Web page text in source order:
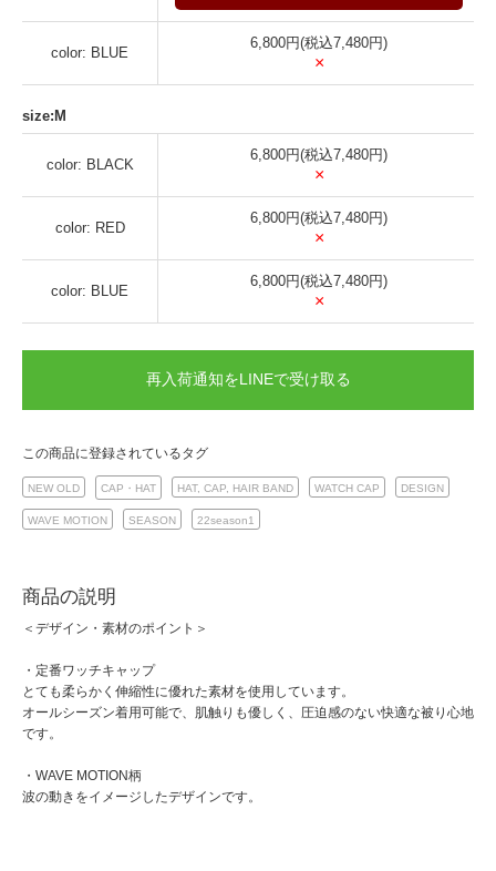
color: BLUE
6,800円(税込7,480円)
×
size:M
color: BLACK
6,800円(税込7,480円)
×
color: RED
6,800円(税込7,480円)
×
color: BLUE
6,800円(税込7,480円)
×
再入荷通知をLINEで受け取る
この商品に登録されているタグ
NEW OLD CAP・HAT HAT, CAP, HAIR BAND WATCH CAP DESIGN
WAVE MOTION SEASON 22season1
商品の説明
＜デザイン・素材のポイント＞
・定番ワッチキャップ
とても柔らかく伸縮性に優れた素材を使用しています。
オールシーズン着用可能で、肌触りも優しく、圧迫感のない快適な被り心地
です。
・WAVE MOTION柄
波の動きをイメージしたデザインです。